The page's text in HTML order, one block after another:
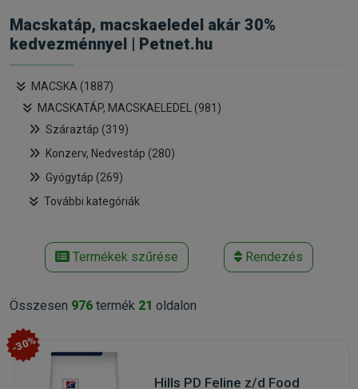
Macskatáp, macskaeledel akár 30%
kedvezménnyel | Petnet.hu
MACSKA (1887)
MACSKATÁP, MACSKAELEDEL (981)
Száraztáp (319)
Konzerv, Nedvestáp (280)
Gyógytáp (269)
További kategóriák
Termékek szűrése Rendezés
Összesen 976 termék 21 oldalon
-30%
Hills PD Feline z/d Food